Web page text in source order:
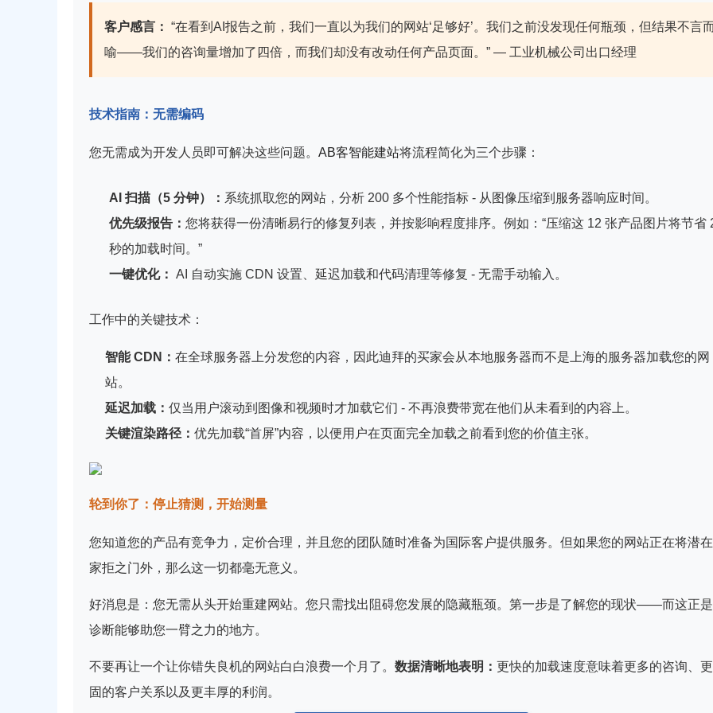
客户感言： “在看到AI报告之前，我们一直以为我们的网站‘足够好’。我们之前没发现任何瓶颈，但结果不言
喻——我们的咨询量增加了四倍，而我们却没有改动任何产品页面。” — 工业机械公司出口经理
技术指南：无需编码
您无需成为开发人员即可解决这些问题。 AB客智能建站将流程简化为三个步骤：
AI 扫描（5 分钟）： 系统抓取您的网站，分析 200 多个性能指标 - 从图像压缩到服务器响应时间。
优先级报告： 您将获得一份清晰易行的修复列表，并按影响程度排序。例如：“压缩这 12 张产品图片将节省
秒的加载时间。”
一键优化： AI 自动实施 CDN 设置、延迟加载和代码清理等修复 - 无需手动输入。
工作中的关键技术：
智能 CDN： 在全球服务器上分发您的内容，因此迪拜的买家会从本地服务器而不是上海的服务器加载您的网
站。
延迟加载： 仅当用户滚动到图像和视频时才加载它们 - 不再浪费带宽在他们从未看到的内容上。
关键渲染路径： 优先加载“首屏”内容，以便用户在页面完全加载之前看到您的价值主张。
轮到你了：停止猜测，开始测量
您知道您的产品有竞争力，定价合理，并且您的团队随时准备为国际客户提供服务。但如果您的网站正在将潜
家拒之门外，那么这一切都毫无意义。
好消息是：您无需从头开始重建网站。您只需找出阻碍您发展的隐藏瓶颈。第一步是了解您的现状——而这正
诊断能够助您一臂之力的地方。
不要再让一个让你错失良机的网站白白浪费一个月了。 数据清晰地表明： 更快的加载速度意味着更多的咨询、
固的客户关系以及更丰厚的利润。